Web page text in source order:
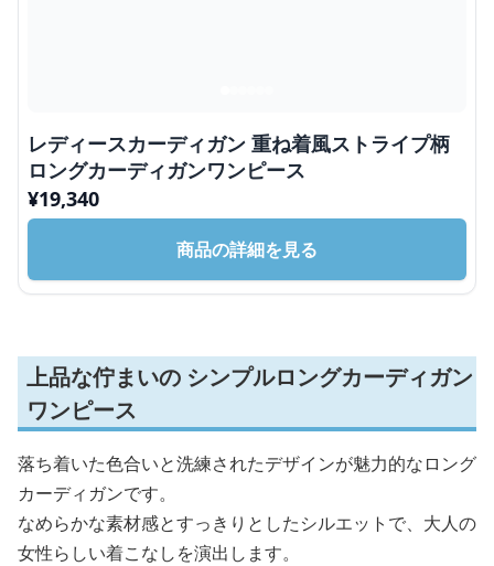
レディースカーディガン 重ね着風ストライプ柄
ロングカーディガンワンピース
¥19,340
商品の詳細を見る
上品な佇まいの シンプルロングカーディガン
ワンピース
落ち着いた色合いと洗練されたデザインが魅力的なロング
カーディガンです。
なめらかな素材感とすっきりとしたシルエットで、大人の
女性らしい着こなしを演出します。